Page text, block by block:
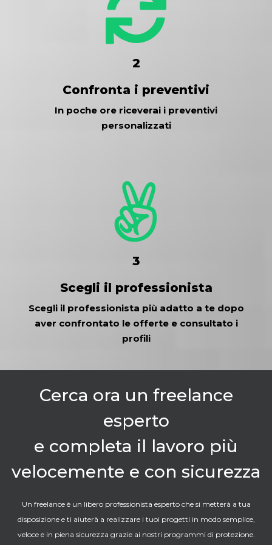
2
Confronta i preventivi
In poche ore riceverai i preventivi
personalizzati
3
Scegli il professionista
Scegli il professionista più adatto a te dopo
aver confrontato le offerte e consultato i
profili
Cerca ora un freelance
esperto
e completa il lavoro più
velocemente e con sicurezza
Un freelance è un libero professionista esperto che si metterà a tua
disposizione e ti aiuterà a realizzare i tuoi progetti in modo semplice,
veloce e in piena sicurezza grazie ai nostri programmi di protezione.